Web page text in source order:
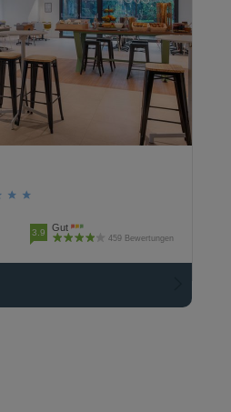
3.9 Gut
459 Bewertungen